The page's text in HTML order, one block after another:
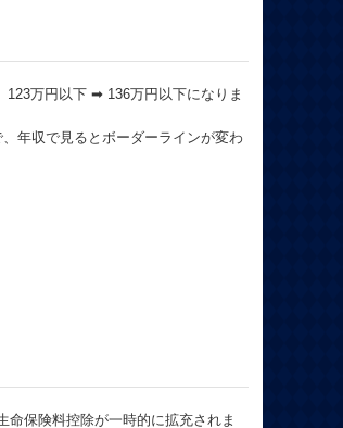
123万円以下 ➡ 136万円以下になりま
年収で見るとボーダーラインが変わ
命保険料控除が一時的に拡充されま